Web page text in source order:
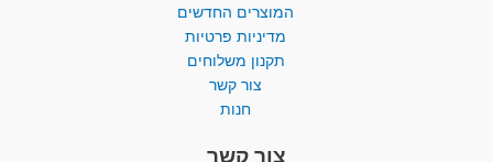
המוצרים החדשים
מדיניות פרטיות
תקנון משלוחים
צור קשר
חנות
צור קשר